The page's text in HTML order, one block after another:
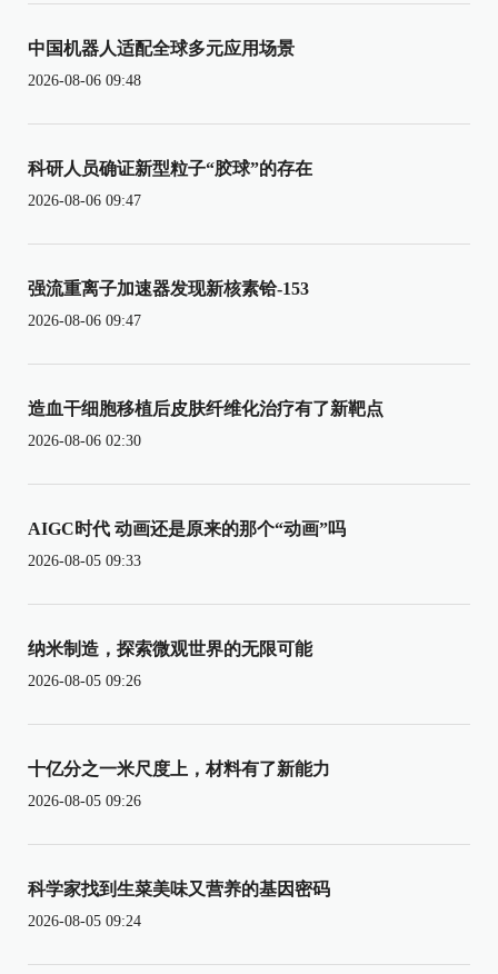
中国机器人适配全球多元应用场景
2026-08-06 09:48
科研人员确证新型粒子“胶球”的存在
2026-08-06 09:47
强流重离子加速器发现新核素铪-153
2026-08-06 09:47
造血干细胞移植后皮肤纤维化治疗有了新靶点
2026-08-06 02:30
AIGC时代 动画还是原来的那个“动画”吗
2026-08-05 09:33
纳米制造，探索微观世界的无限可能
2026-08-05 09:26
十亿分之一米尺度上，材料有了新能力
2026-08-05 09:26
科学家找到生菜美味又营养的基因密码
2026-08-05 09:24